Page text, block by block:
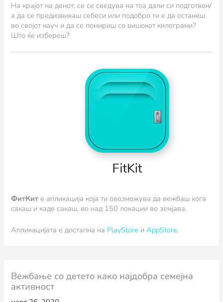
На крајот на денот, се се сведува на тоа дали си подготвен/
а да се предизвикаш себеси или подобро ти е да останеш
во својот кауч и да се помириш со вишокот килограми?
Што ќе избереш?
ФитКитe апликација која ти овозможува да вежбаш кога
сакаш и каде сакаш, во над 150 локации во земјава.
Апликацијата е достапна на PlayStore иAppStore.
Вежбање со детето како најдобра семејна
активност